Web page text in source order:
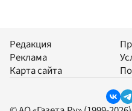
Редакция
Реклама
Карта сайта